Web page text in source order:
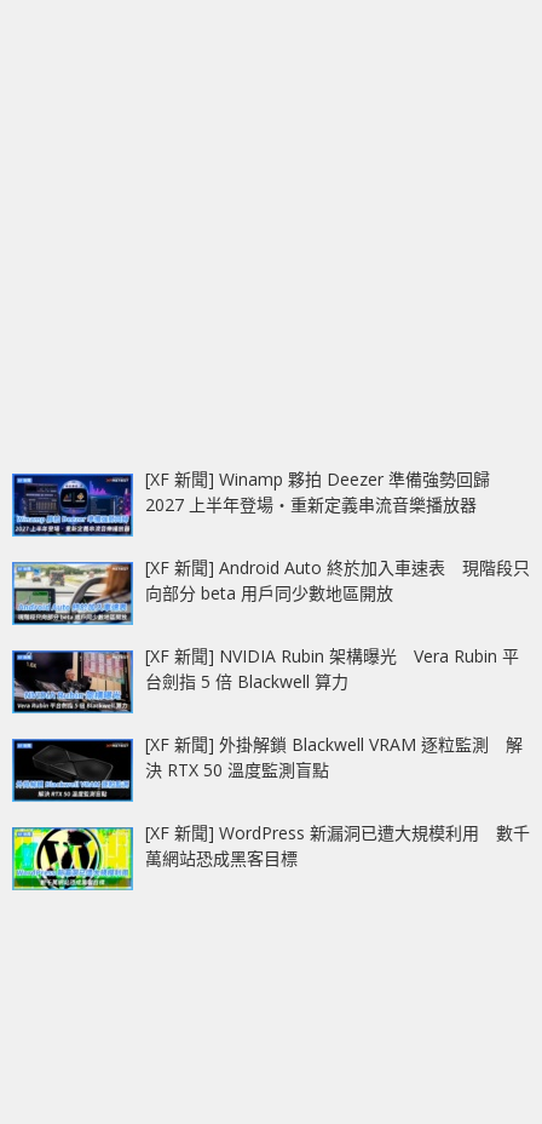
[XF 新聞] Winamp 夥拍 Deezer 準備強勢回歸
2027 上半年登場‧重新定義串流音樂播放器
[XF 新聞] Android Auto 終於加入車速表 現階段只
向部分 beta 用戶同少數地區開放
[XF 新聞] NVIDIA Rubin 架構曝光 Vera Rubin 平
台劍指 5 倍 Blackwell 算力
[XF 新聞] 外掛解鎖 Blackwell VRAM 逐粒監測 解
決 RTX 50 溫度監測盲點
[XF 新聞] WordPress 新漏洞已遭大規模利用 數千
萬網站恐成黑客目標